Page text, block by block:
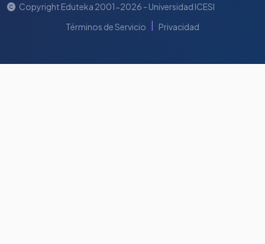
Copyright Eduteka 2001-2026 - Universidad ICESI
Términos de Servicio | Privacidad